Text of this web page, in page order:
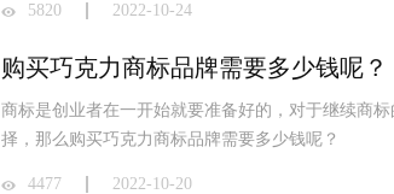
5820 2022-10-24
购买巧克力商标品牌需要多少钱呢？
商标是创业者在一开始就要准备好的，对于继续商
择，那么购买巧克力商标品牌需要多少钱呢？
4477 2022-10-20